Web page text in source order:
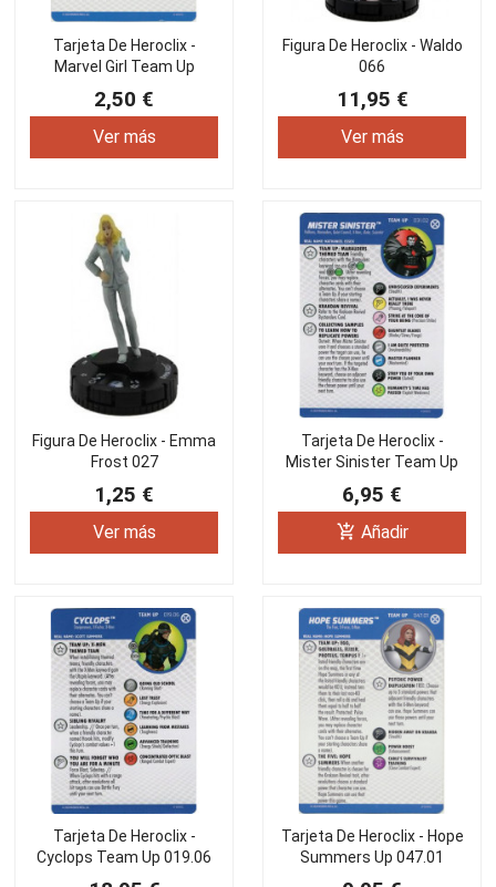
Tarjeta De Heroclix -
Marvel Girl Team Up
2,50 €
Ver más
Figura De Heroclix - Waldo
066
11,95 €
Ver más
Figura De Heroclix - Emma
Frost 027
1,25 €
Ver más
Tarjeta De Heroclix -
Mister Sinister Team Up
6,95 €
add_shopping_cart Añadir
Tarjeta De Heroclix -
Cyclops Team Up 019.06
Tarjeta De Heroclix - Hope
Summers Up 047.01